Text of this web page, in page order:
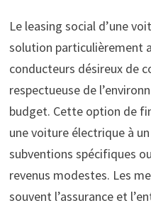
Le leasing social d’une
solution particulièrement
conducteurs désireux de
respectueuse de
budget. Cette option de
une voiture électrique à
subventions spécifiques
revenus modestes. Les
souvent l’assurance et